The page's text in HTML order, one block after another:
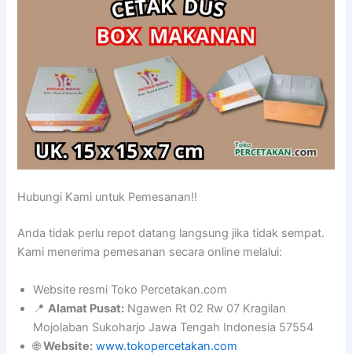
Hubungi Kami untuk Pemesanan!!
Anda tidak perlu repot datang langsung jika tidak sempat.
Kami menerima pemesanan secara online melalui:
Website resmi Toko Percetakan.com
📍Alamat Pusat: Ngawen Rt 02 Rw 07 Kragilan
Mojolaban Sukoharjo Jawa Tengah Indonesia 57554
🌐Website: www.tokopercetakan.com